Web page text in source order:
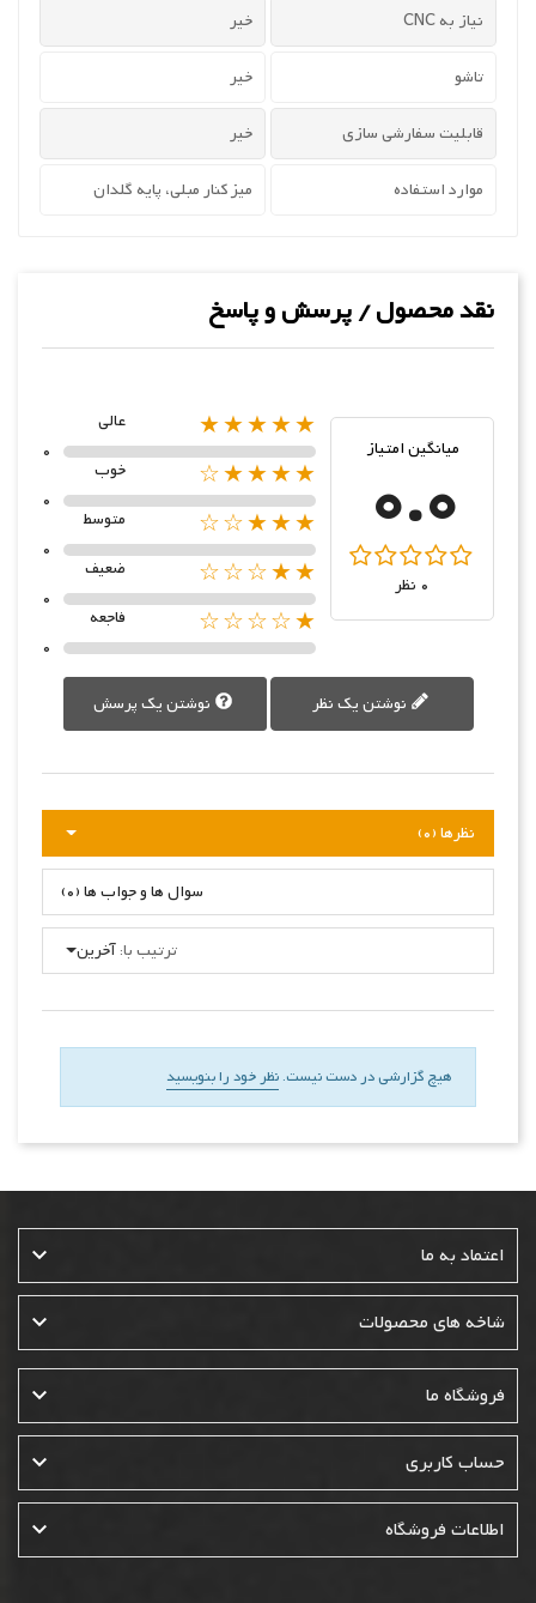
نیاز به CNC خیر
تاشو خیر
قابلیت سفارشی سازی خیر
موارد استفاده میز کنار مبلی، پایه گلدان
نقد محصول / پرسش و پاسخ
میانگین امتیاز
0.0
0 نظر
★★★★★
عالی
0
★★★★☆
خوب
0
★★★☆☆
متوسط
0
★★☆☆☆
ضعیف
0
★☆☆☆☆
فاجعه
0
نوشتن یک نظر نوشتن یک پرسش
نظرها (0)
سوال ها و جواب ها (0)
ترتیب با: آخرین
هیچ گزارشی در دست نیست. نظر خود را بنویسید
اعتماد به ما 
شاخه های محصولات 
فروشگاه ما 
حساب کاربری 
اطلاعات فروشگاه 